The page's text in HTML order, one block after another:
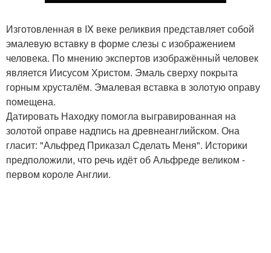
Изготовленная в IX веке реликвия представляет собой
эмалевую вставку в форме слезы с изображением
человека. По мнению экспертов изображённый человек
является Иисусом Христом. Эмаль сверху покрыта
горным хрусталём. Эмалевая вставка в золотую оправу
помещена.
Датировать Находку помогла выгравированная на
золотой оправе надпись на древнеанглийском. Она
гласит: "Альфред Приказал Сделать Меня". Историки
предположили, что речь идёт об Альфреде великом -
первом короле Англии.